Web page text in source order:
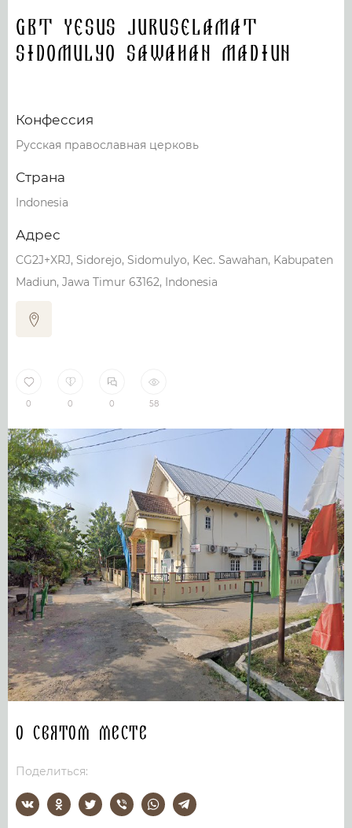
GBT Yesus Juruselamat
Sidomulyo Sawahan Madiun
Конфессия
Русская православная церковь
Страна
Indonesia
Адрес
CG2J+XRJ, Sidorejo, Sidomulyo, Kec. Sawahan, Kabupaten
Madiun, Jawa Timur 63162, Indonesia
0 0 0 58
О святом месте
Поделиться: